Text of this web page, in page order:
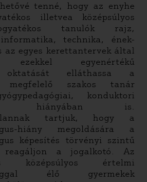
tenné, hogy az enyhe
illetvea középsúlyos
tanulók rajz,
technika, ének-
az egyes kerettantervek által
ezekkel egyenértékű
oktatását elláthassa a
megfelelő szakos tanár
konduktori
hiányában is.
tartjuk, hogy a
hiány megoldására a
képesítés törvényi szintű
reagáljon a jogalkotó. Az
középsúlyos értelmi
élő gyermekek